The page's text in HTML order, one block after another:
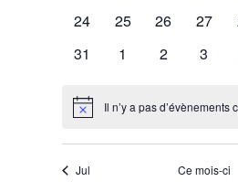
24
25 26 27
31
1 2 3
Notice Il n’y a pas d’évènements
Jul Ce mois-ci